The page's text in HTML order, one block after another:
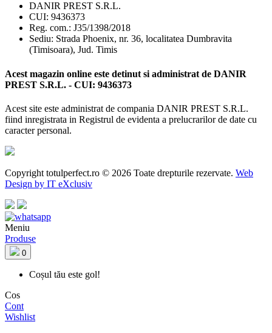
DANIR PREST S.R.L.
CUI: 9436373
Reg. com.: J35/1398/2018
Sediu: Strada Phoenix, nr. 36, localitatea Dumbravita
(Timisoara), Jud. Timis
Acest magazin online este detinut si administrat de DANIR
PREST S.R.L. - CUI: 9436373
Acest site este administrat de compania DANIR PREST S.R.L.
fiind inregistrata in Registrul de evidenta a prelucrarilor de date cu
caracter personal.
Copyright totulperfect.ro © 2026 Toate drepturile rezervate. Web
Design by IT eXclusiv
Meniu
Produse
0
Coșul tău este gol!
Cos
Cont
Wishlist